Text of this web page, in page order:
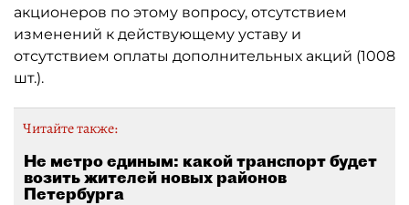
акционеров по этому вопросу, отсутствием
изменений к действующему уставу и
отсутствием оплаты дополнительных акций (1008
шт.).
Читайте также:
Не метро единым: какой транспорт будет
возить жителей новых районов
Петербурга